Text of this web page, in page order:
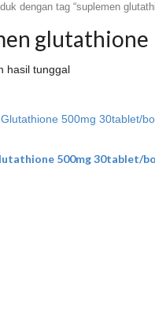
dengan tag “suplemen
glutathione
hasil tunggal
500mg 30tablet/